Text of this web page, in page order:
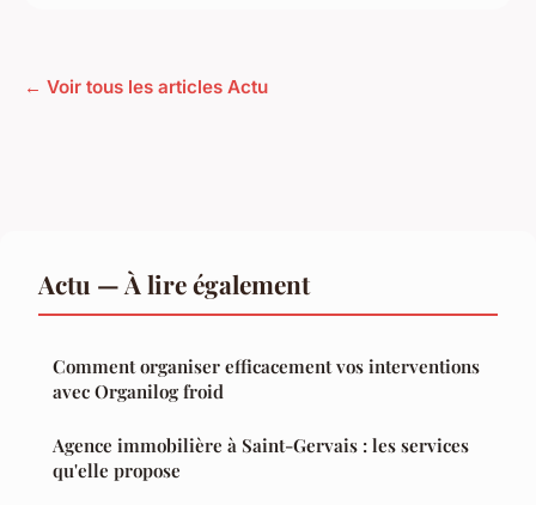
← Voir tous les articles Actu
Actu — À lire également
Comment organiser efficacement vos interventions
avec Organilog froid
Agence immobilière à Saint-Gervais : les services
qu'elle propose